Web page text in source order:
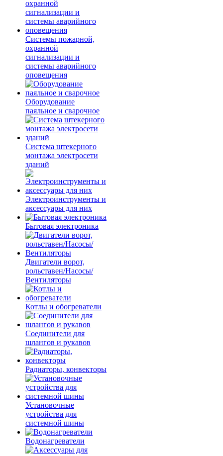
Системы пожарной,
охранной
сигнализации и
системы аварийного
оповещения
Оборудование
паяльное и сварочное
Система штекерного
монтажа электросети
зданий
Электроинструменты и
аксессуары для них
Бытовая электроника
Двигатели ворот,
рольставен/Насосы/
Вентиляторы
Котлы и обогреватели
Соединители для
шлангов и рукавов
Радиаторы, конвекторы
Установочные
устройства для
системной шины
Водонагреватели